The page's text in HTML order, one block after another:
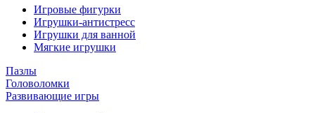
Игровые фигурки
Игрушки-антистресс
Игрушки для ванной
Мягкие игрушки
Пазлы
Головоломки
Развивающие игры